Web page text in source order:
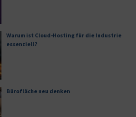
Warum ist Cloud-Hosting für die Industrie
essenziell?
Bürofläche neu denken